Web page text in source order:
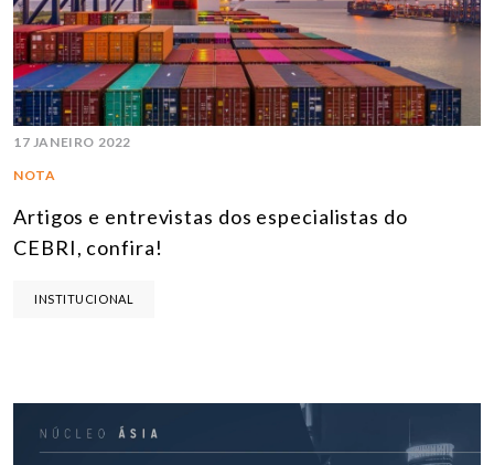
17 JANEIRO 2022
NOTA
Artigos e entrevistas dos especialistas do
CEBRI, confira!
INSTITUCIONAL